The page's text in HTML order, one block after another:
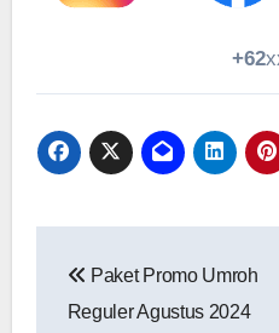
+62
pos
Paket Promo Umroh
Reguler Agustus 2024